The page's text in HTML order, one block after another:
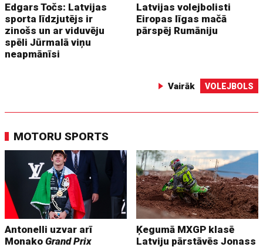
Edgars Točs: Latvijas
sporta līdzjutējs ir
zinošs un ar viduvēju
spēli Jūrmalā viņu
neapmānīsi
Latvijas volejbolisti
Eiropas līgas mačā
pārspēj Rumāniju
Vairāk VOLEJBOLS
MOTORU SPORTS
Antonelli uzvar arī
MonakoGrand Prix
Ķegumā MXGP klasē
Latviju pārstāvēs Jonass